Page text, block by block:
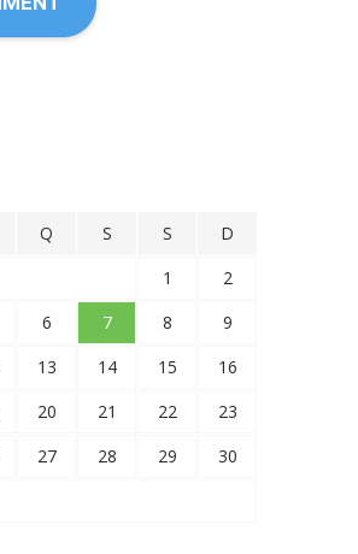
Q S S
D
1
2
6 7 8
9
13 14 15
16
20 21 22
23
27 28 29
30